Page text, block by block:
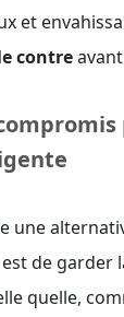
et
contre
une
est de garder
quelle,